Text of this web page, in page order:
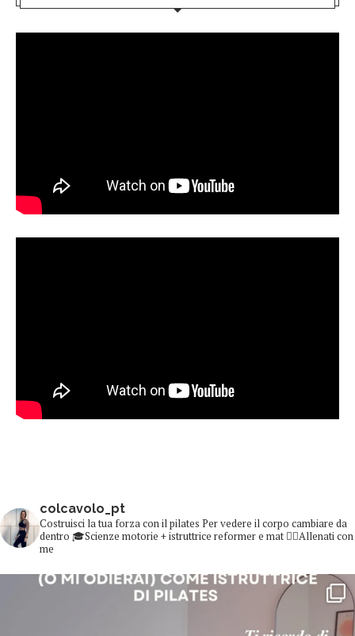
colcavolo_pt
Costruisci la tua forza con il pilates Per vedere il corpo cambiare da
dentro 🎓Scienze motorie + istruttrice reformer e mat 👇🏻Allenati con
me